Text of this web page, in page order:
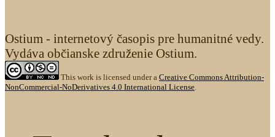
Ostium - internetový časopis pre humanitné vedy.
Vydáva občianske združenie Ostium.
This work is licensed under a Creative Commons Attribution-
NonCommercial-NoDerivatives 4.0 International License.